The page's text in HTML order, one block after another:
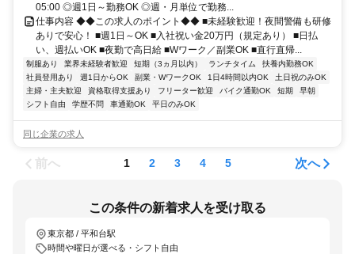
05:00 ◎週1日～勤務OK ◎週・月単位で勤務...
仕事内容 ◆◆この求人のポイント◆◆ ■未経験歓迎！夜間警備も研修
ありで安心！ ■週1日～OK ■入社祝い金20万円（規定あり） ■日払
い、週払いOK ■夜勤で高日給 ■Wワーク／副業OK ■直行直帰...
制服あり 業界未経験者歓迎 短期（3ヵ月以内） ランチタイム
扶養内勤務OK
社員登用あり
週1日からOK 副業・WワークOK 1日4時間以内OK
土日祝のみOK
主婦・主夫歓迎
資格取得支援あり フリーター歓迎 バイク通勤OK 短期
早朝
シフト自由
学歴不問 車通勤OK 平日のみOK
同じ企業の求人
前へ 1 2 3 4 5 次へ
この条件の新着求人を受け取る
東京都 / 平和台駅
時間や曜日が選べる・シフト自由